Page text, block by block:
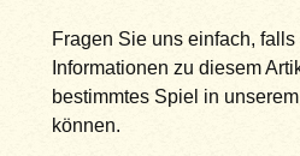
Fragen Sie uns einfach,
Informationen zu diesem
bestimmtes Spiel in
können.